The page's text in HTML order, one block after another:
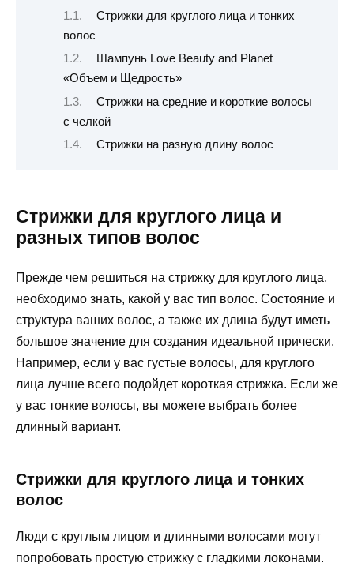
Стрижки для круглого лица и тонких
волос
Шампунь Love Beauty and Planet
«Объем и Щедрость»
Стрижки на средние и короткие волосы
с челкой
Стрижки на разную длину волос
Стрижки для круглого лица и
разных типов волос
Прежде чем решиться на стрижку для круглого лица,
необходимо знать, какой у вас тип волос. Состояние и
структура ваших волос, а также их длина будут иметь
большое значение для создания идеальной прически.
Например, если у вас густые волосы, для круглого
лица лучше всего подойдет короткая стрижка. Если же
у вас тонкие волосы, вы можете выбрать более
длинный вариант.
Стрижки для круглого лица и тонких
волос
Люди с круглым лицом и длинными волосами могут
попробовать простую стрижку с гладкими локонами.